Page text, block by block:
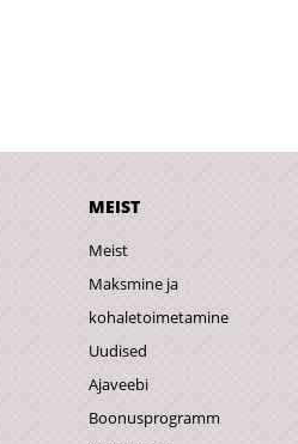
MEIST
Meist
Maksmine ja
kohaletoimetamine
Uudised
Ajaveebi
Boonusprogramm